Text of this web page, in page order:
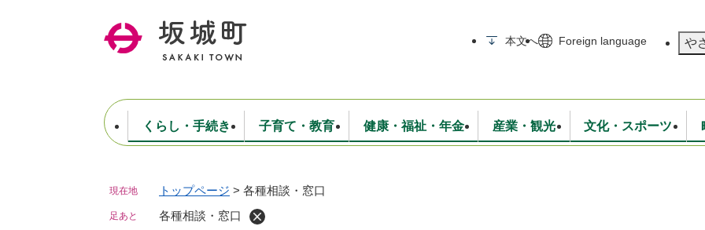
本文へ Foreign language や
くらし・手続き
住民票・戸籍・証明 防災・行政無線
税金
子育て・教育
妊娠・出産・子育て 保育
健康・福祉・年金
健康・医療 福祉
産業・観光
商工業 農林業
文化・スポーツ
生涯学習・スポーツ 文化
ようこそ町長室へ 坂城町について
人事・採用・職員
公共施設
現在地 トップページ > 各種相談・窓口
足あと 各種相談・窓口